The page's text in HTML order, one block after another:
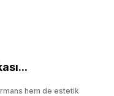
hem de estetik